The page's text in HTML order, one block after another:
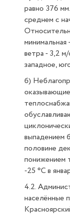
равно 376
среднем с
ветра - 3,2
западное,
б)
выпадением
половине
понижением
-25 °С в
4.2.
населённые